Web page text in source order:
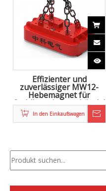
Effizienter und
zuverlässiger MW12-
Hebemagnet für
Stahlbewehrungsbündel
und Stahlspulen
In den Einkaufswagen